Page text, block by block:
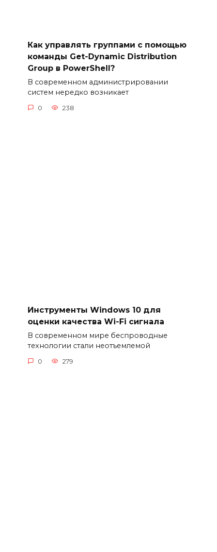
Как управлять группами с помощью
команды Get-Dynamic Distribution
Group в PowerShell?
В современном администрировании
систем нередко возникает
0 238
Инструменты Windows 10 для
оценки качества Wi-Fi сигнала
В современном мире беспроводные
технологии стали неотъемлемой
0 279